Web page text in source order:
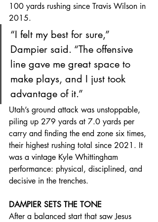
100 yards rushing since Travis Wilson in
2015.
“I felt my best for sure,”
Dampier said. “The offensive
line gave me great space to
make plays, and I just took
advantage of it.”
Utah’s ground attack was unstoppable,
piling up 279 yards at 7.0 yards per
carry and finding the end zone six times,
their highest rushing total since 2021. It
was a vintage Kyle Whittingham
performance: physical, disciplined, and
decisive in the trenches.
DAMPIER SETS THE TONE
After a balanced start that saw Jesus